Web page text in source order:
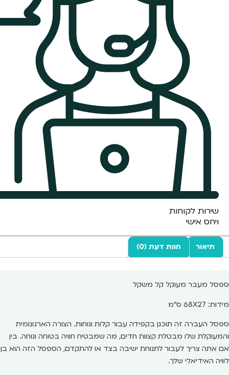
שירות לקוחות
ויחס אישי
תיאור חוות דעת (0)
ספסל מעבר מעוקל קל משקל
מידות: 68X27 ס"מ
ספסל העברה זה תוכנן בקפידה עבור קלות ונוחות. הצורה הארגונומית
והמעוקלת שלו מבטלת קצוות חדים, מה שמבטיח חוויה בטוחה ונוחה. בין
אם אתה צריך לעבור לתנוחת ישיבה בצד או להתקדם, הספסל הזה הוא בן
לוויה האידיאלי שלך.